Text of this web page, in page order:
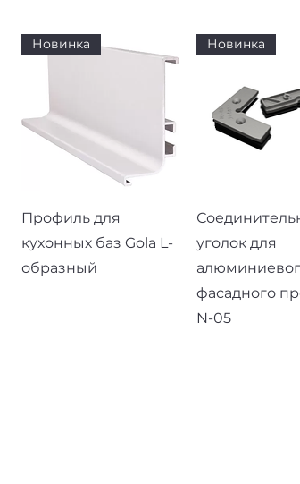
Быстрый просмотр
Новинка
Профиль для
кухонных баз Gola L-
образный
Быстрый
Новинка
уголок для
фасадного
N-05